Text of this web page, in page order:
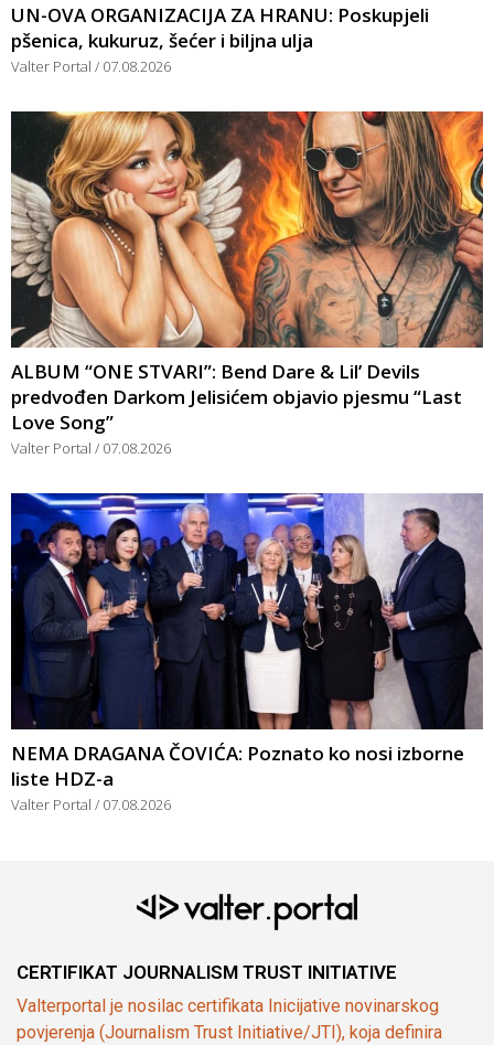
UN-OVA ORGANIZACIJA ZA HRANU: Poskupjeli
pšenica, kukuruz, šećer i biljna ulja
Valter Portal 07.08.2026
ALBUM “ONE STVARI”: Bend Dare & Lil’ Devils
predvođen Darkom Jelisićem objavio pjesmu “Last
Love Song”
Valter Portal 07.08.2026
NEMA DRAGANA ČOVIĆA: Poznato ko nosi izborne
liste HDZ-a
Valter Portal 07.08.2026
CERTIFIKAT JOURNALISM TRUST INITIATIVE
Valterportal je nosilac certifikata Inicijative novinarskog
povjerenja (Journalism Trust Initiative/JTI), koja definira